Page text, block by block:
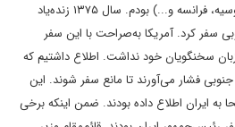
کشورهای بزرگ جهان (آمریکا، روسیه، فرانسه و...) بودم. سال ۱۳۷۵ زنده‌یاد
سفر کرد. آمریکا به‌صراحت با این سفر
سخنگویان خود نداشت. اطلاع داشتیم که
جنوبی فشار می‌آورند تا مانع سفر شوند. این
ایران اطلاع داده بودند. ضمن اینکه برخی